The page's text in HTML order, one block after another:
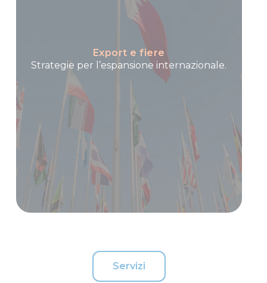
Export e fiere
Strategie per l’espansione internazionale.
Servizi